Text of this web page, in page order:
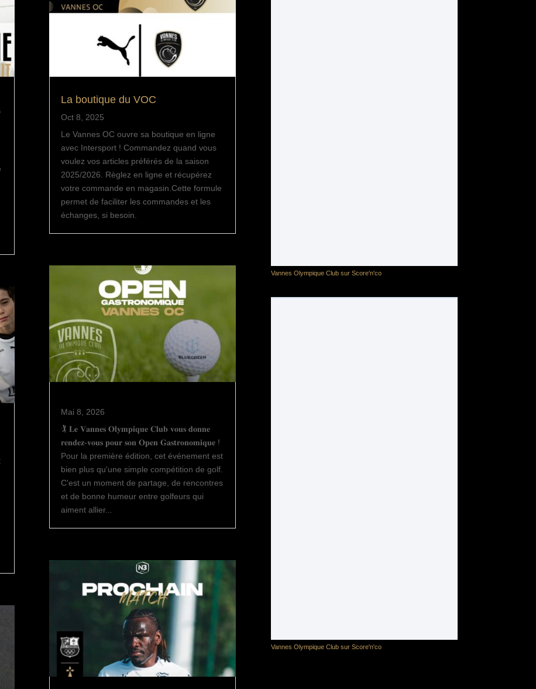
La boutique du VOC
Oct 8, 2025
Le Vannes OC ouvre sa boutique en ligne
avec Intersport ! Commandez quand vous
voulez vos articles préférés de la saison
2025/2026. Règlez en ligne et récupérez
votre commande en magasin.Cette formule
permet de faciliter les commandes et les
échanges, si besoin.
Mai 8, 2026
🏌️ 𝐋𝐞 𝐕𝐚𝐧𝐧𝐞𝐬 𝐎𝐥𝐲𝐦𝐩𝐢𝐪𝐮𝐞 𝐂𝐥𝐮𝐛 𝐯𝐨𝐮𝐬 𝐝𝐨𝐧𝐧𝐞
𝐫𝐞𝐧𝐝𝐞𝐳-𝐯𝐨𝐮𝐬 𝐩𝐨𝐮𝐫 𝐬𝐨𝐧 𝐎𝐩𝐞𝐧 𝐆𝐚𝐬𝐭𝐫𝐨𝐧𝐨𝐦𝐢𝐪𝐮𝐞 !
Pour la première édition, cet événement est
bien plus qu'une simple compétition de golf.
C'est un moment de partage, de rencontres
et de bonne humeur entre golfeurs qui
aiment allier...
Vannes Olympique Club sur Score'n'co
Vannes Olympique Club sur Score'n'co